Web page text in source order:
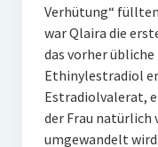
Verhütung“
war Qlaira die
das vorher
Ethinylestradiol
Estradiolvalerat,
der Frau natürlich
umgewandelt